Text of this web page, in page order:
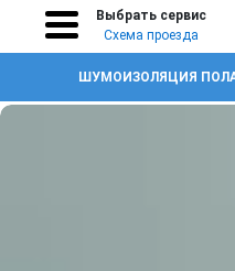
Выбрать сервис
Схема проезда
ШУМОИЗОЛЯЦИЯ ПОЛА